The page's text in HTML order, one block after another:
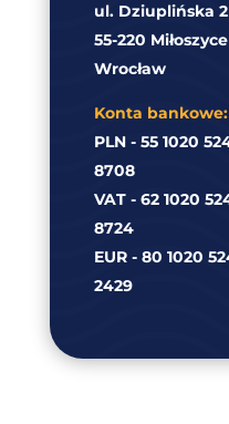
ul. Dziuplińska 2
55-220 Miłoszyce
Wrocław
Konta bankowe:
PLN - 55 1020
8708
VAT - 62 1020
8724
EUR - 80 1020
2429